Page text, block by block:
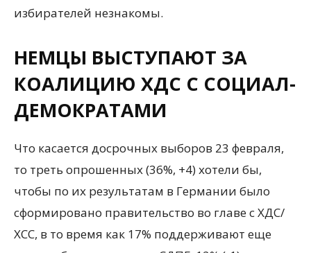
избирателей незнакомы.
НЕМЦЫ ВЫСТУПАЮТ ЗА
КОАЛИЦИЮ ХДС С СОЦИАЛ-
ДЕМОКРАТАМИ
Что касается досрочных выборов 23 февраля,
то треть опрошенных (36%, +4) хотели бы,
чтобы по их результатам в Германии было
сформировано правительство во главе с ХДС/
ХСС, в то время как 17% поддерживают еще